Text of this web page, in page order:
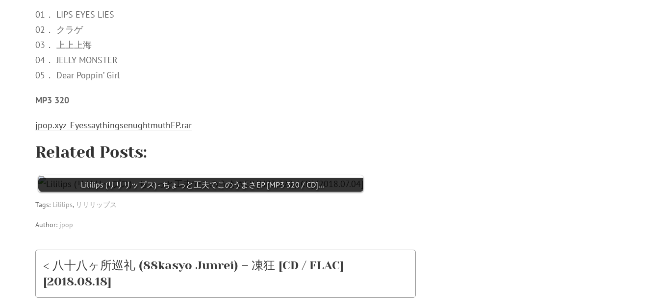
01． LIPS EYES LIES
02． クラゲ
03． 上上上海
04． JELLY MONSTER
05． Dear Poppin’ Girl
MP3 320
jpop.xyz_EyessaythingsenughtmuthEP.rar
Related Posts:
Lililips (リリリップス) - ちょっと工夫でこのうまさEP [MP3 320 / CD]…
Tags: Lililips, リリリップス
Author: jpop
< 八十八ヶ所巡礼 (88kasyo Junrei) – 凍狂 [CD / FLAC]
[2018.08.18]